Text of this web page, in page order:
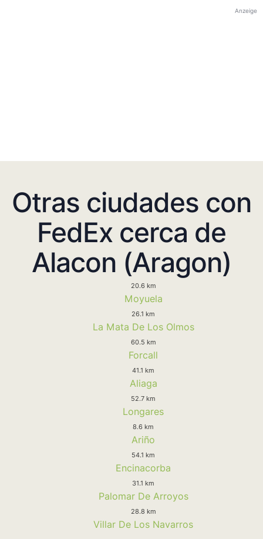
Anzeige
Otras ciudades con
FedEx cerca de
Alacon (Aragon)
20.6 km
Moyuela
26.1 km
La Mata De Los Olmos
60.5 km
Forcall
41.1 km
Aliaga
52.7 km
Longares
8.6 km
Ariño
54.1 km
Encinacorba
31.1 km
Palomar De Arroyos
28.8 km
Villar De Los Navarros